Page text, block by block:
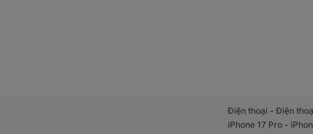
Điện thoại -Điện
iPhone 17 Pro -